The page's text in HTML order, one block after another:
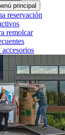
principal
reservación
remolcar